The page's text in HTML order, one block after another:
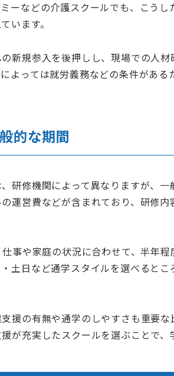
ーなどの介護スクールでも、こう
います。
新規参入を後押しし、現場での人
よっては就労義務などの条件があ
的な期間
研修機関によって異なりますが、
運営費などが含まれており、研修
事や家庭の状況に合わせて、半年
土日など通学スタイルを選べると
援の有無や通学のしやすさも重要
が充実したスクールを選ぶことで、